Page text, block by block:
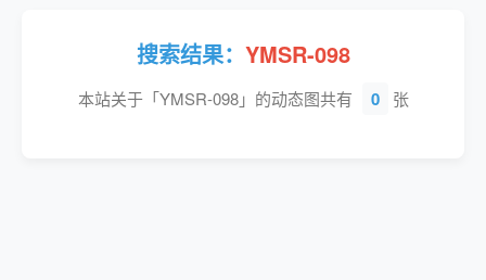
搜索结果： YMSR-098
本站关于「YMSR-098」的动态图共有 0 张